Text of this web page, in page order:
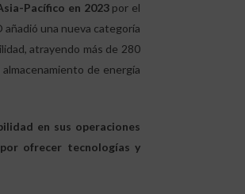
Pacífico en 2023por el
añadió una nueva categoría
atrayendo más de 280
de energía
en sus operaciones
ofrecer tecnologías y